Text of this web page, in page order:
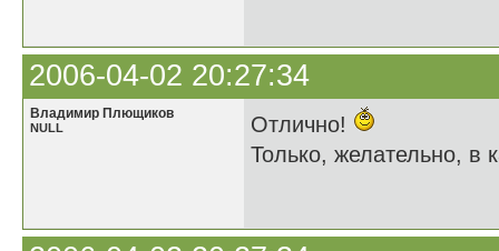
2006-04-02 20:27:34
Владимир Плющиков
NULL
Отлично!
Только, желательно, в